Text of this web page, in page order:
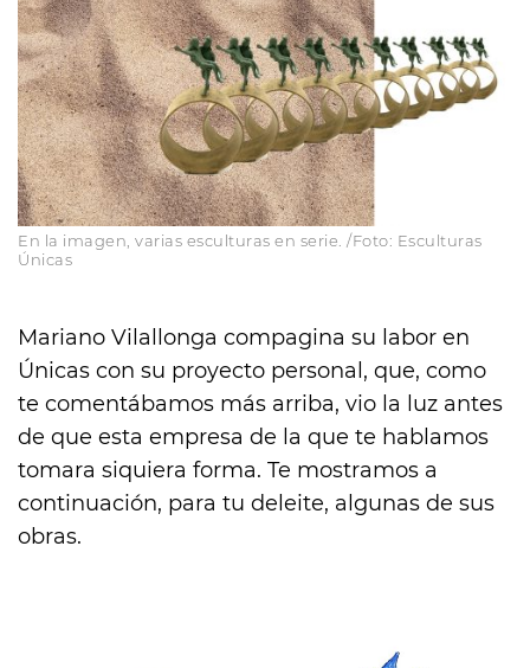
En la imagen, varias esculturas en serie. /Foto: Esculturas
Únicas
Mariano Vilallonga compagina su labor en
Únicas con su proyecto personal, que, como
te comentábamos más arriba, vio la luz antes
de que esta empresa de la que te hablamos
tomara siquiera forma. Te mostramos a
continuación, para tu deleite, algunas de sus
obras.